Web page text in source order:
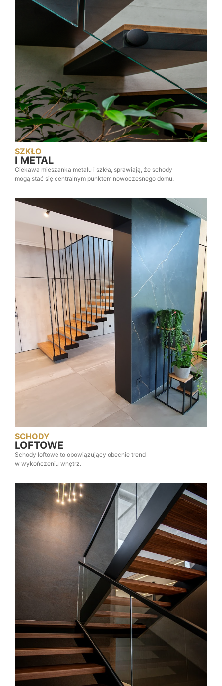
SZKŁO
I METAL
Ciekawa mieszanka metalu i szkła, sprawiają, że schody
mogą stać się centralnym punktem nowoczesnego domu.
SCHODY
LOFTOWE
Schody loftowe to obowiązujący obecnie trend
w wykończeniu wnętrz.